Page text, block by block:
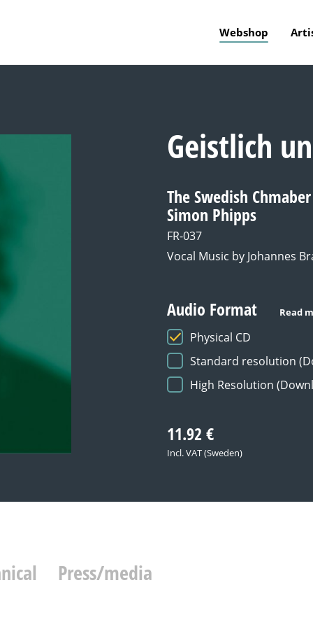
Webshop
Geistlich
The Swedish
Simon Phipps
FR-037
Vocal Music by Johannes
Audio Format Read
Physical CD
Standard resolution
High Resolution
11.92 €
Incl. VAT (Sweden)
Press/media